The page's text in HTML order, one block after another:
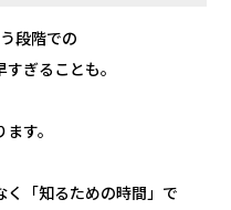
段階での
ぎることも。
す。
く「知るための時間」で